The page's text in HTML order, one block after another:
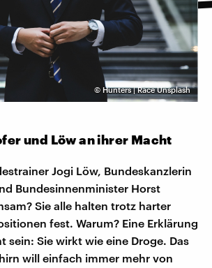
© Hunters | Race Unsplash
und Löw an ihrer Macht
Jogi Löw, Bundeskanzlerin
Bundesinnenminister Horst
Sie alle halten trotz harter
fest. Warum? Eine Erklärung
sein: Sie wirkt wie eine Droge. Das
will einfach immer mehr von